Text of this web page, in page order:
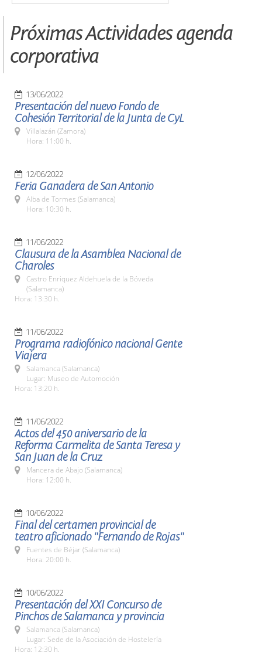
Próximas Actividades agenda
corporativa
13/06/2022
Presentación del nuevo Fondo de
Cohesión Territorial de la Junta de CyL
Villalazán (Zamora)
Hora: 11:00 h.
12/06/2022
Feria Ganadera de San Antonio
Alba de Tormes (Salamanca)
Hora: 10:30 h.
11/06/2022
Clausura de la Asamblea Nacional de
Charoles
Castro Enriquez Aldehuela de la Bóveda
(Salamanca)
Hora: 13:30 h.
11/06/2022
Programa radiofónico nacional Gente
Viajera
Salamanca (Salamanca)
Lugar: Museo de Automoción
Hora: 13:20 h.
11/06/2022
Actos del 450 aniversario de la
Reforma Carmelita de Santa Teresa y
San Juan de la Cruz
Mancera de Abajo (Salamanca)
Hora: 12:00 h.
10/06/2022
Final del certamen provincial de
teatro aficionado "Fernando de Rojas"
Fuentes de Béjar (Salamanca)
Hora: 20:00 h.
10/06/2022
Presentación del XXI Concurso de
Pinchos de Salamanca y provincia
Salamanca (Salamanca)
Lugar: Sede de la Asociación de Hostelería
Hora: 12:30 h.